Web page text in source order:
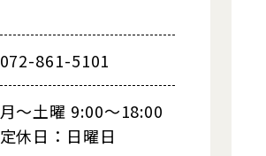
072-861-5101
月～土曜 9:00～18:00
定休日：日曜日